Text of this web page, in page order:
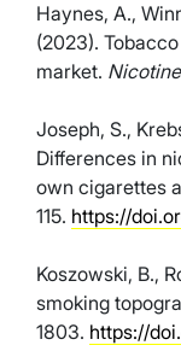
Haynes, A.,
(2023).
market.
Joseph, S.,
Differences in
own cigarettes
115. https://
Koszowski, B.,
smoking
1803. https://